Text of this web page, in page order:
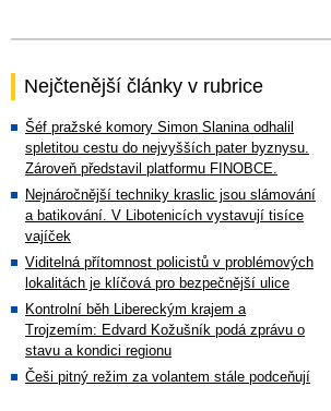
Nejčtenější články v rubrice
Šéf pražské komory Simon Slanina odhalil
spletitou cestu do nejvyšších pater byznysu.
Zároveň představil platformu FINOBCE.
Nejnáročnější techniky kraslic jsou slámování
a batikování. V Libotenicích vystavují tisíce
vajíček
Viditelná přítomnost policistů v problémových
lokalitách je klíčová pro bezpečnější ulice
Kontrolní běh Libereckým krajem a
Trojzemím: Edvard Kožušník podá zprávu o
stavu a kondici regionu
Češi pitný režim za volantem stále podceňují